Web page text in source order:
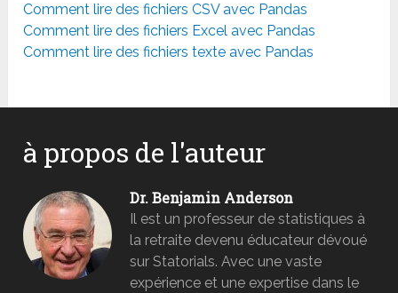
Comment lire des fichiers CSV avec Pandas
Comment lire des fichiers Excel avec Pandas
Comment lire des fichiers texte avec Pandas
à propos de l'auteur
Dr. Benjamin Anderson
Il est un professeur de statistiques à
la retraite devenu éducateur dévoué
sur Statorials. Avec une vaste
expérience et une expertise dans le